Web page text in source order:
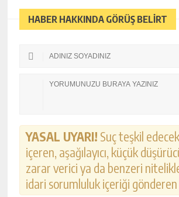
HABER HAKKINDA GÖRÜŞ BELİRT
YASAL UYARI! Suç teşkil
içeren, aşağılayıcı, küçük
zarar verici ya da benzeri
idari sorumluluk içeriği